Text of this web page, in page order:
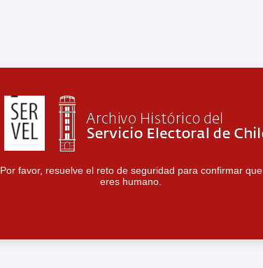
Por favor, resuelve el reto de seguridad para confirmar que
eres humano.